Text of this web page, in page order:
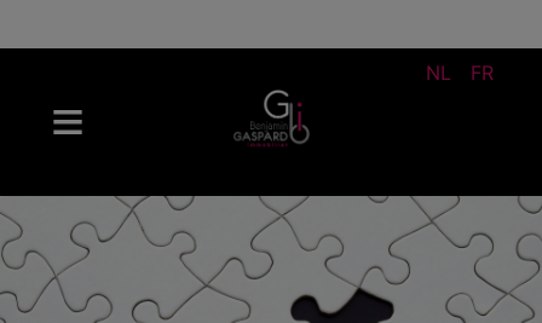
NL FR